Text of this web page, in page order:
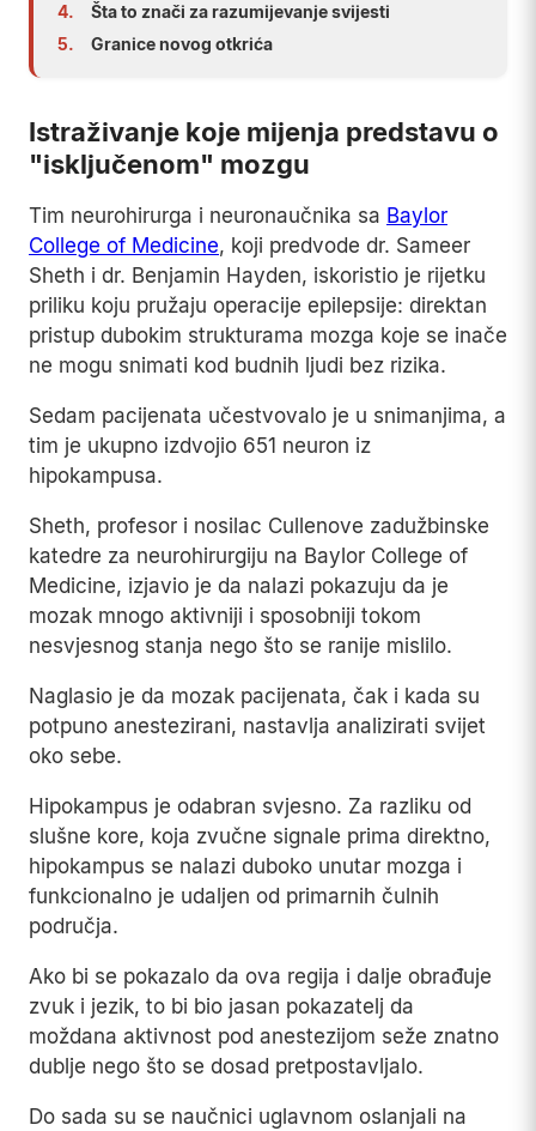
4.
Šta to znači za razumijevanje svijesti
5.
Granice novog otkrića
Istraživanje koje mijenja predstavu o
"isključenom" mozgu
Tim neurohirurga i neuronaučnika sa Baylor
College of Medicine, koji predvode dr. Sameer
Sheth i dr. Benjamin Hayden, iskoristio je rijetku
priliku koju pružaju operacije epilepsije: direktan
pristup dubokim strukturama mozga koje se inače
ne mogu snimati kod budnih ljudi bez rizika.
Sedam pacijenata učestvovalo je u snimanjima, a
tim je ukupno izdvojio 651 neuron iz
hipokampusa.
Sheth, profesor i nosilac Cullenove zadužbinske
katedre za neurohirurgiju na Baylor College of
Medicine, izjavio je da nalazi pokazuju da je
mozak mnogo aktivniji i sposobniji tokom
nesvjesnog stanja nego što se ranije mislilo.
Naglasio je da mozak pacijenata, čak i kada su
potpuno anestezirani, nastavlja analizirati svijet
oko sebe.
Hipokampus je odabran svjesno. Za razliku od
slušne kore, koja zvučne signale prima direktno,
hipokampus se nalazi duboko unutar mozga i
funkcionalno je udaljen od primarnih čulnih
područja.
Ako bi se pokazalo da ova regija i dalje obrađuje
zvuk i jezik, to bi bio jasan pokazatelj da
moždana aktivnost pod anestezijom seže znatno
dublje nego što se dosad pretpostavljalo.
Do sada su se naučnici uglavnom oslanjali na